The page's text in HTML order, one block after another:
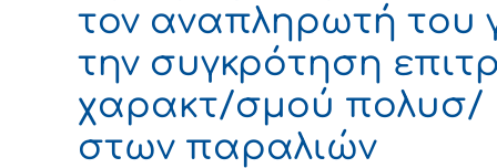
τον αναπληρωτή του
την συγκρότηση
χαρακτ/σμού πολυσ/
στων παραλιών